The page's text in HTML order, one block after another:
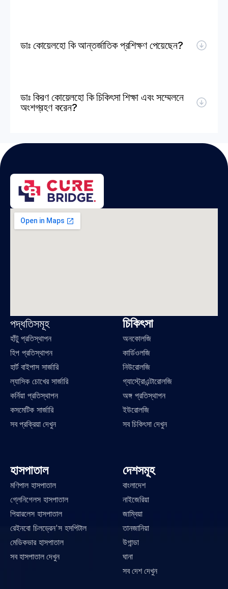
ডাঃ কোয়েলহো কি আন্তর্জাতিক প্রশিক্ষণ পেয়েছেন?
ডাঃ কিরণ কোয়েলহো কি চিকিৎসা শিক্ষা এবং সম্মেলনে
অংশগ্রহণ করেন?
পদ্ধতিসমূহ
হাঁটু প্রতিস্থাপন
হিপ প্রতিস্থাপন
হার্ট বাইপাস সার্জারি
ল্যাসিক চোখের সার্জারি
কর্নিয়া প্রতিস্থাপন
কসমেটিক সার্জারি
সব প্রক্রিয়া দেখুন
চিকিৎসা
অনকোলজি
কার্ডিওলজি
নিউরোলজি
গ্যাস্ট্রোএন্টারোলজি
অঙ্গ প্রতিস্থাপন
ইউরোলজি
সব চিকিৎসা দেখুন
হাসপাতাল
মণিপাল হাসপাতাল
গ্লেনিগেলস হাসপাতাল
পিয়ারলেস হাসপাতাল
রেইনবো চিলড্রেন'স হসপিটাল
মেডিকভার হাসপাতাল
সব হাসপাতাল দেখুন
দেশসমূহ
বাংলাদেশ
নাইজেরিয়া
জাম্বিয়া
তানজানিয়া
উগান্ডা
ঘানা
সব দেশ দেখুন